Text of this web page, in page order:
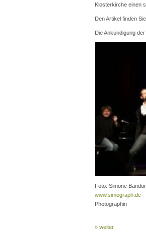
Klosterkirche einen
Den Artikel finden
Die Ankündigung
Foto: Simone
www.simograph.de
Photographin
» weiter